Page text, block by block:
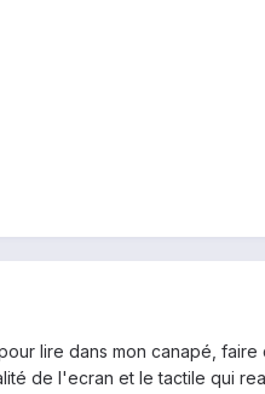
lire dans mon canapé,
de l'ecran et le tactile qui